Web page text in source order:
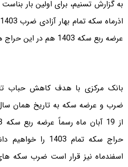
عرضه ربع سکه 1403 هم در این حراج ها آغاز شده بود.
بانک مرکزی با هدف کاهش حباب
ضرب و عرضه سکه به تاریخ همان
حراج سکه تمام